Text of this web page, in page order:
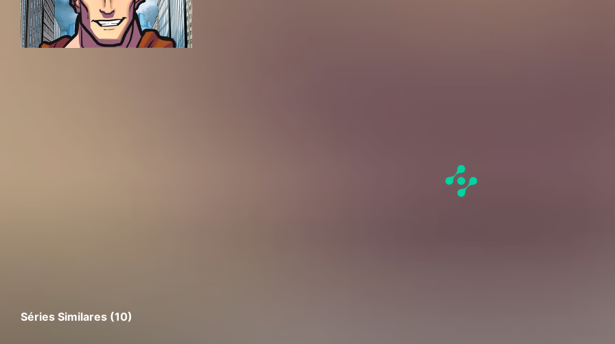
Séries Similares (10)